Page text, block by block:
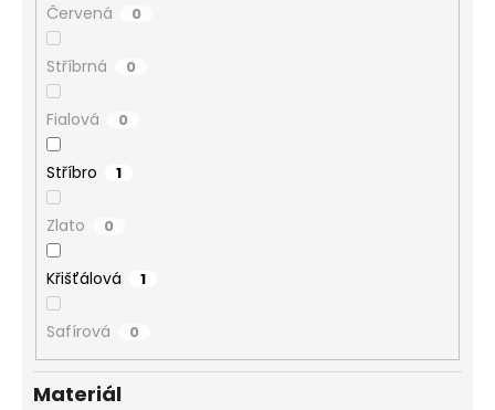
Červená 0
Stříbrná 0
Fialová 0
Stříbro 1
Zlato 0
Křišťálová 1
Safírová 0
Materiál
PRSTEN
HVĚZDA
ŠATONY
CRYSTAL
SWAROVSKI
330
Kč